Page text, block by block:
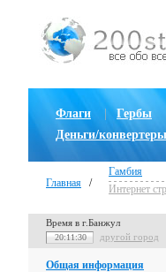
Флаги Гербы
Деньги/конвертеры
Главная /
Гамбия
Интернет
Время в г.Банжул
20:11:31 другой город
Общая информация